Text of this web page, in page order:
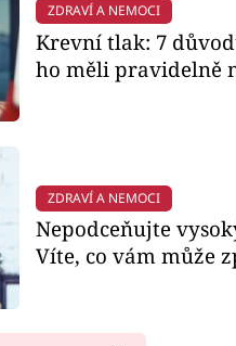
ZDRAVÍ A NEMOCI
Krevní tlak: 7
ho měli pravidelně
ZDRAVÍ A NEMOCI
Nepodceňujte
Víte, co vám může